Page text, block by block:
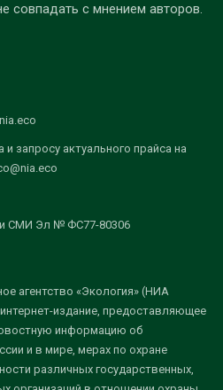
совпадать с мнением авторов.
запросу актуального прайса на
СМИ Эл № ФС77-80306
агентство «Экология» (НИА
издание, предоставляющее
информацию об
и в мире, мерах по охране
различных государственных,